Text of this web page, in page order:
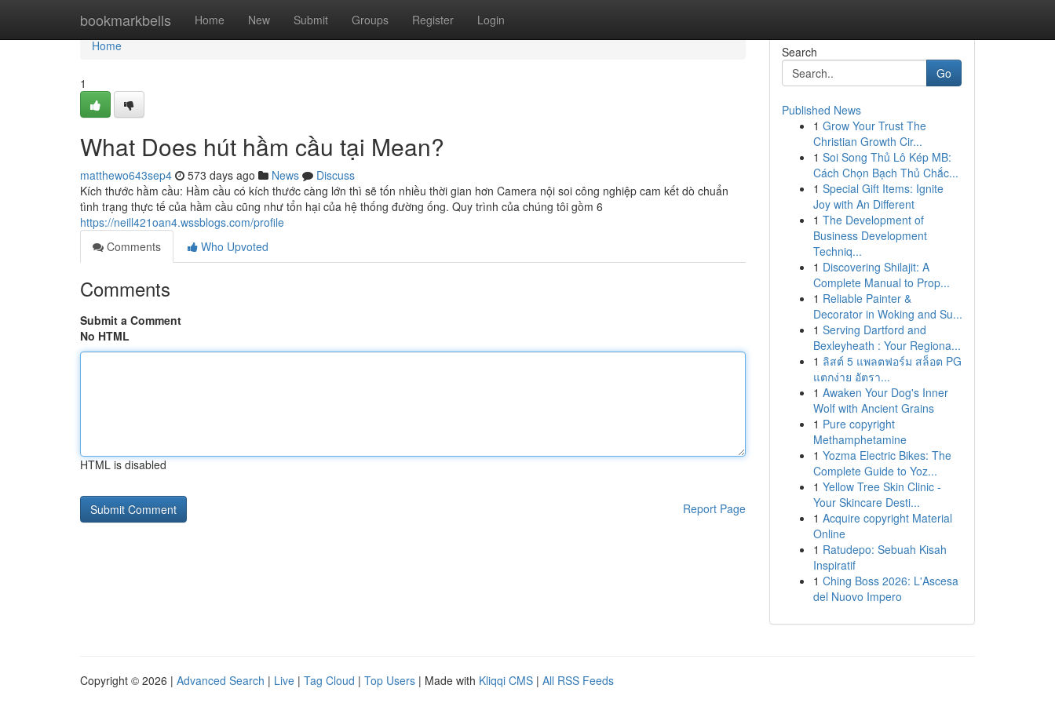
bookmarkbells Home New Submit Groups Register Login
Home
Home
1
What Does hút hầm cầu tại Mean?
matthewo643sep4 573 days ago News
Discuss
Kích thước hầm cầu: Hầm cầu có kích thước càng lớn thì sẽ tốn nhiều thời gian hơn Camera nội soi công nghiệp cam kết dò chuẩn
tình trạng thực tế của hầm cầu cũng như tổn hại của hệ thống đường ống. Quy trình của chúng tôi gồm 6
https://neill421oan4.wssblogs.com/profile
Comments
Who Upvoted
Comments
Submit a Comment
No HTML
HTML is disabled
Report Page
Search
Go
Published News
1 Grow Your Trust The
Christian Growth Cir...
1 Soi Song Thủ Lô Kép MB:
Cách Chọn Bạch Thủ Chắc...
1 Special Gift Items: Ignite
Joy with An Different
1 The Development of
Business Development
Techniq...
1 Discovering Shilajit: A
Complete Manual to Prop...
1 Reliable Painter &
Decorator in Woking and Su...
1 Serving Dartford and
Bexleyheath : Your Regiona...
1 ลิสต์ 5 แพลตฟอร์ม สล็อต PG
แตกง่าย อัตรา...
1 Awaken Your Dog's Inner
Wolf with Ancient Grains
1 Pure copyright
Methamphetamine
1 Yozma Electric Bikes: The
Complete Guide to Yoz...
1 Yellow Tree Skin Clinic -
Your Skincare Desti...
1 Acquire copyright Material
Online
1 Ratudepo: Sebuah Kisah
Inspiratif
1 Ching Boss 2026: L'Ascesa
del Nuovo Impero
Copyright © 2026 | Advanced Search | Live | Tag Cloud | Top Users | Made with Kliqqi CMS | All RSS Feeds